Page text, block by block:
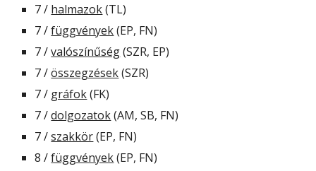
7 / halmazok (TL)
7 / függvények (EP, FN)
7 / valószínűség (SZR, EP)
7 / összegzések (SZR)
7 / gráfok (FK)
7 / dolgozatok (AM, SB, FN)
7 / szakkör (EP, FN)
8 / függvények (EP, FN)